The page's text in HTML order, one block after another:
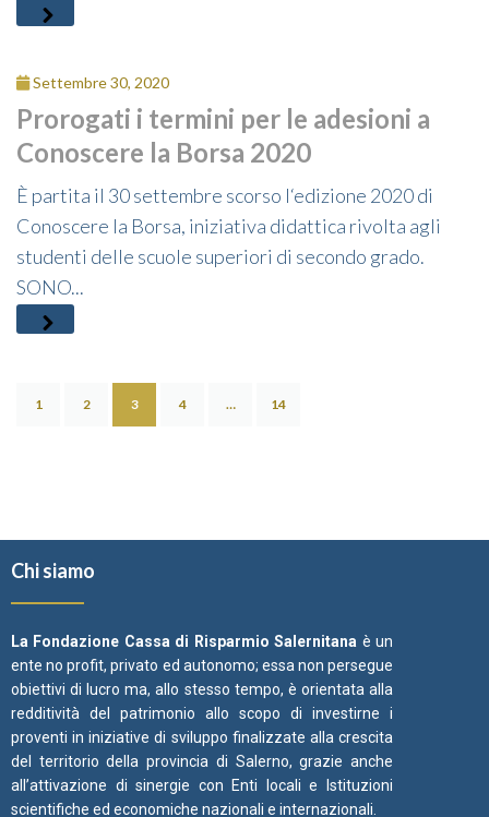
Settembre 30, 2020
Prorogati i termini per le adesioni a
Conoscere la Borsa 2020
È partita il 30 settembre scorso l‘edizione 2020 di
Conoscere la Borsa, iniziativa didattica rivolta agli
studenti delle scuole superiori di secondo grado.
SONO...
1 2 3 4 … 14
Chi siamo
La Fondazione Cassa di Risparmio Salernitana è un
ente no profit, privato ed autonomo; essa non persegue
obiettivi di lucro ma, allo stesso tempo, è orientata alla
redditività del patrimonio allo scopo di investirne i
proventi in iniziative di sviluppo finalizzate alla crescita
del territorio della provincia di Salerno, grazie anche
all’attivazione di sinergie con Enti locali e Istituzioni
scientifiche ed economiche nazionali e internazionali.